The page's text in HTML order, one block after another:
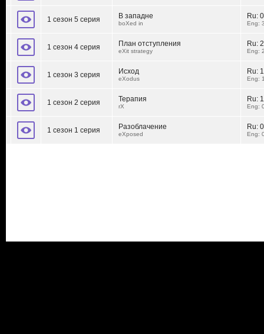
1 сезон 5 серия В западне
boXed in
Ru:
Eng:
1 сезон 4 серия План отступления
eXit strategy
Ru:
Eng:
1 сезон 3 серия Исход
eXodus
Ru:
Eng:
1 сезон 2 серия Терапия
rX
Ru:
Eng:
1 сезон 1 серия Разоблачение
eXposed
Ru:
Eng: